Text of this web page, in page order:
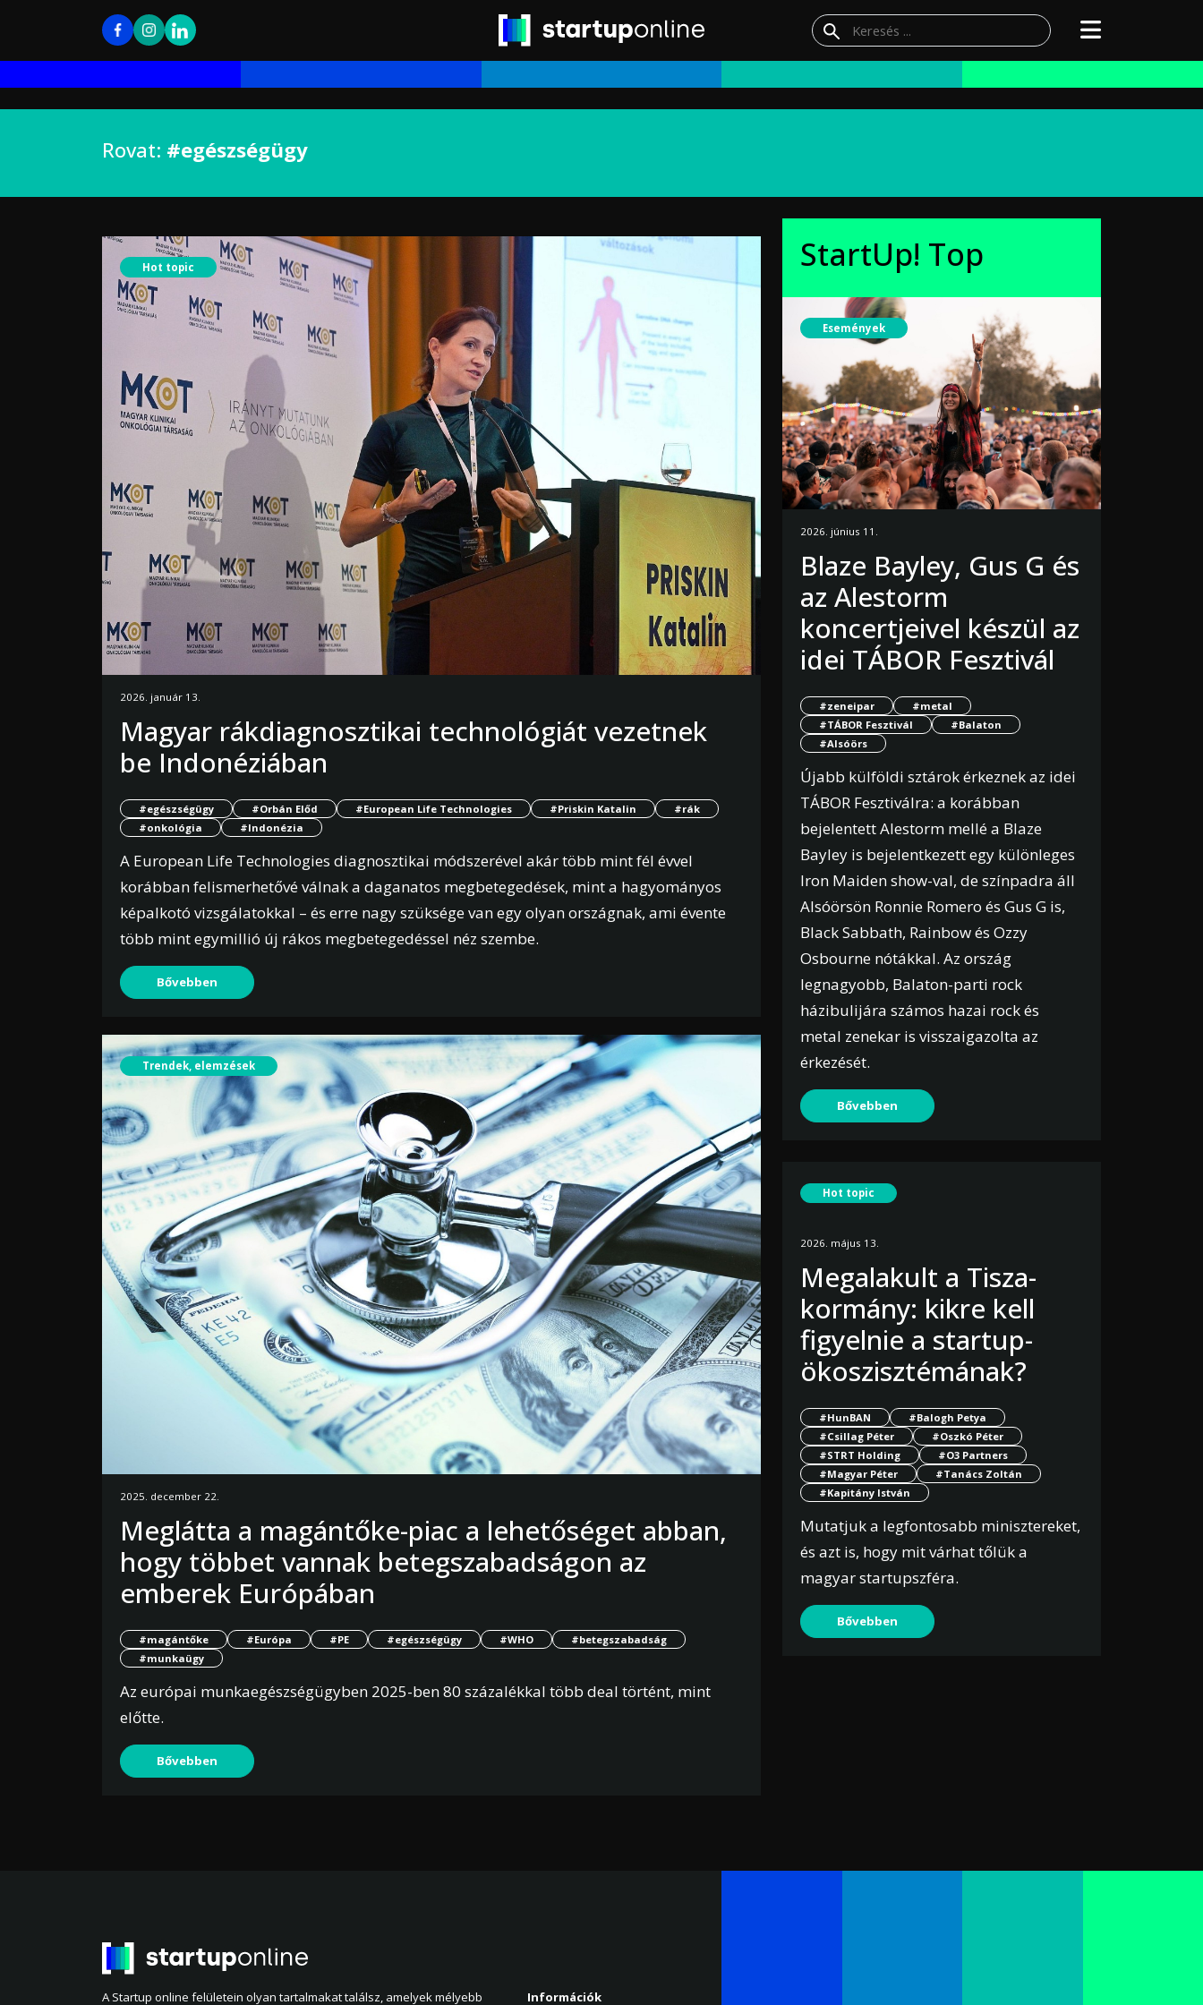
Rovat: #egészségügy
Hot topic
2026. január 13.
Magyar rákdiagnosztikai technológiát vezetnek
be Indonéziában
#egészségügy #Orbán Előd #European Life Technologies #Priskin Katalin
#rák
#onkológia
#Indonézia
A European Life Technologies diagnosztikai módszerével akár több mint fél évvel
korábban felismerhetővé válnak a daganatos megbetegedések, mint a hagyományos
képalkotó vizsgálatokkal – és erre nagy szüksége van egy olyan országnak, ami évente
több mint egymillió új rákos megbetegedéssel néz szembe.
Bővebben
Trendek, elemzések
2025. december 22.
Meglátta a magántőke-piac a lehetőséget abban,
hogy többet vannak betegszabadságon az
emberek Európában
#magántőke #Európa #PE #egészségügy #WHO
#betegszabadság
#munkaügy
Az európai munkaegészségügyben 2025-ben 80 százalékkal több deal történt, mint
előtte.
Bővebben
StartUp! Top
Események
2026. június 11.
Blaze Bayley, Gus G és
az Alestorm
koncertjeivel készül az
idei TÁBOR Fesztivál
#zeneipar
#metal
#TÁBOR Fesztivál
#Balaton
#Alsóörs
Újabb külföldi sztárok érkeznek az idei
TÁBOR Fesztiválra: a korábban
bejelentett Alestorm mellé a Blaze
Bayley is bejelentkezett egy különleges
Iron Maiden show-val, de színpadra áll
Alsóörsön Ronnie Romero és Gus G is,
Black Sabbath, Rainbow és Ozzy
Osbourne nótákkal. Az ország
legnagyobb, Balaton-parti rock
házibulijára számos hazai rock és
metal zenekar is visszaigazolta az
érkezését.
Bővebben
Hot topic
2026. május 13.
Megalakult a Tisza-
kormány: kikre kell
figyelnie a startup-
ökoszisztémának?
#HunBAN
#Balogh Petya
#Csillag Péter
#Oszkó Péter
#STRT Holding
#O3 Partners
#Magyar Péter
#Tanács Zoltán
#Kapitány István
Mutatjuk a legfontosabb minisztereket,
és azt is, hogy mit várhat tőlük a
magyar startupszféra.
Bővebben
A Startup online felületein olyan tartalmakat találsz, amelyek mélyebb Információk